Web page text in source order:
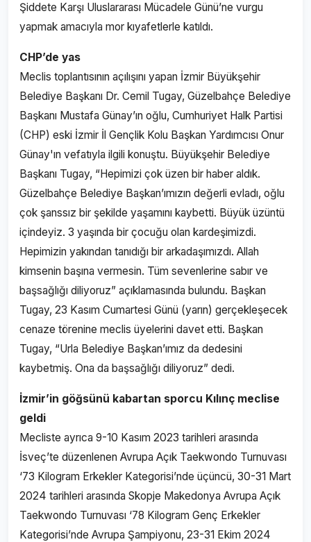
Şiddete Karşı Uluslararası Mücadele Günü’ne vurgu
yapmak amacıyla mor kıyafetlerle katıldı.
CHP’de yas
Meclis toplantısının açılışını yapan İzmir Büyükşehir
Belediye Başkanı Dr. Cemil Tugay, Güzelbahçe Belediye
Başkanı Mustafa Günay’ın oğlu, Cumhuriyet Halk Partisi
(CHP) eski İzmir İl Gençlik Kolu Başkan Yardımcısı Onur
Günay'ın vefatıyla ilgili konuştu. Büyükşehir Belediye
Başkanı Tugay, “Hepimizi çok üzen bir haber aldık.
Güzelbahçe Belediye Başkan’ımızın değerli evladı, oğlu
çok şanssız bir şekilde yaşamını kaybetti. Büyük üzüntü
içindeyiz. 3 yaşında bir çocuğu olan kardeşimizdi.
Hepimizin yakından tanıdığı bir arkadaşımızdı. Allah
kimsenin başına vermesin. Tüm sevenlerine sabır ve
başsağlığı diliyoruz” açıklamasında bulundu. Başkan
Tugay, 23 Kasım Cumartesi Günü (yarın) gerçekleşecek
cenaze törenine meclis üyelerini davet etti. Başkan
Tugay, “Urla Belediye Başkan’ımız da dedesini
kaybetmiş. Ona da başsağlığı diliyoruz” dedi.
İzmir’in göğsünü kabartan sporcu Kılınç meclise
geldi
Mecliste ayrıca 9-10 Kasım 2023 tarihleri arasında
İsveç’te düzenlenen Avrupa Açık Taekwondo Turnuvası
‘73 Kilogram Erkekler Kategorisi’nde üçüncü, 30-31 Mart
2024 tarihleri arasında Skopje Makedonya Avrupa Açık
Taekwondo Turnuvası ‘78 Kilogram Genç Erkekler
Kategorisi’nde Avrupa Şampiyonu, 23-31 Ekim 2024